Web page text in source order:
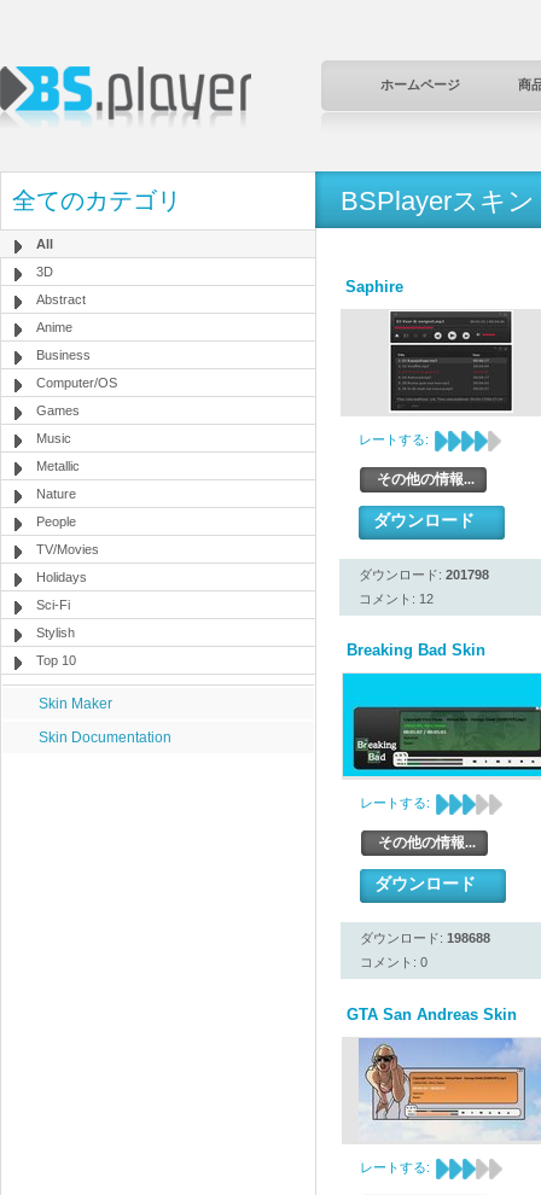
ホームページ 商
全てのカテゴリ
All
3D
Abstract
Anime
Business
Computer/OS
Games
Music
Metallic
Nature
People
TV/Movies
Holidays
Sci-Fi
Stylish
Top 10
Skin Maker
Skin Documentation
BSPlayerスキン
Saphire
レートする:
その他の情報...
ダウンロード
ダウンロード: 201798
コメント: 12
Breaking Bad Skin
レートする:
その他の情報...
ダウンロード
ダウンロード: 198688
コメント: 0
GTA San Andreas Skin
レートする: